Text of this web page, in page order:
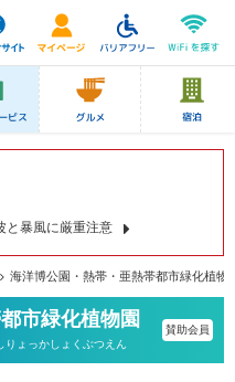
と暴風に厳重注意
海洋博公園・熱帯・亜熱帯都市緑化植物
市緑化植物園
りょっかしょくぶつえん
賛助会員